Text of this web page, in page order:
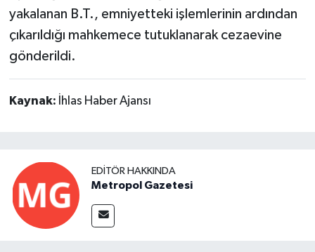
yakalanan B.T., emniyetteki işlemlerinin ardından
çıkarıldığı mahkemece tutuklanarak cezaevine
gönderildi.
Kaynak: İhlas Haber Ajansı
EDITÖR HAKKINDA
Metropol Gazetesi